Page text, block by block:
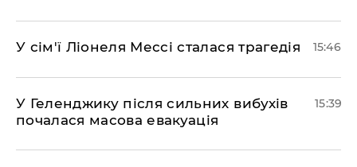
У сім'ї Ліонеля Мессі сталася трагедія 15:46
У Геленджику після сильних вибухів
почалася масова евакуація
15:39